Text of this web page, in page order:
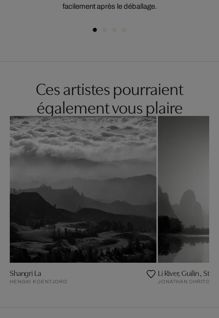
facilement après le déballage.
Ces artistes pourraient
également vous plaire
Shangri La
HENGKI KOENTJORO
Li River, Guilin ,
JONATHAN